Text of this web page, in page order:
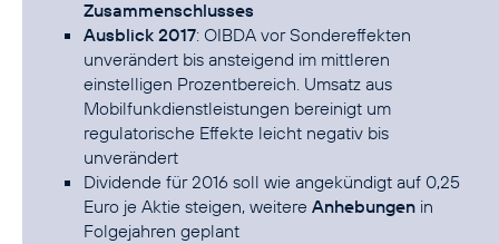
Zusammenschlusses
Ausblick 2017: OIBDA vor Sondereffekten
unverändert bis ansteigend im mittleren
einstelligen Prozentbereich. Umsatz aus
Mobilfunkdienstleistungen bereinigt um
regulatorische Effekte leicht negativ bis
unverändert
Dividende für 2016 soll wie angekündigt auf 0,25
Euro je Aktie steigen, weitere Anhebungen in
Folgejahren geplant